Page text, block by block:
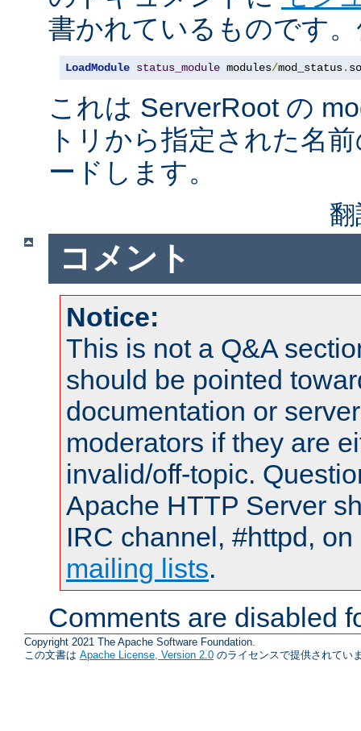
書かれているものです
LoadModule status_module modules/mod_status. so
これは ServerRoot の
トリから指定された名
ードします。
コメント
Notice:
This is not a Q&A
should be pointed
documentation or
moderators if they are
invalid/off-topic.
Apache HTTP Server
IRC channel, #httpd,
mailing lists.
Comments are disabled
Copyright 2021 The Apache Software Foundation.
この文書は Apache License, Version 2.0 のライセンスで提供されてい